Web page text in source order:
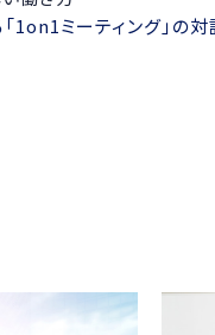
1on1ミーティング」の